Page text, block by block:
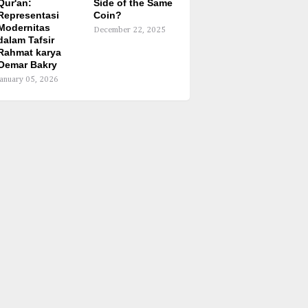
Tafsir
karya
Bakry
05, 2026
Side of the Same
Coin?
December 22, 2025